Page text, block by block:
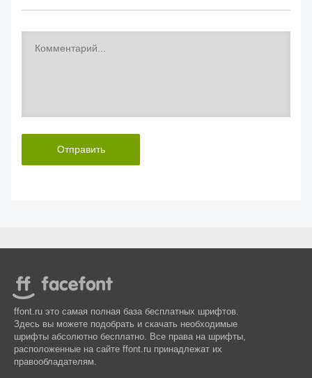
Отправить
ffont.ru это самая полная база бесплатных шрифтов.
Здесь вы можете подобрать и скачать необходимые
шрифты абсолютно бесплатно. Все права на шрифты,
расположенные на сайте ffont.ru принадлежат их
правообладателям.